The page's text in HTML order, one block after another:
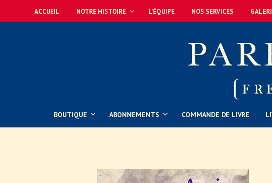
ACCUEIL NOTRE HISTOIRE L’ÉQUIPE NOS SERVICES
BOUTIQUE ABONNEMENTS COMMANDE DE LIVRE